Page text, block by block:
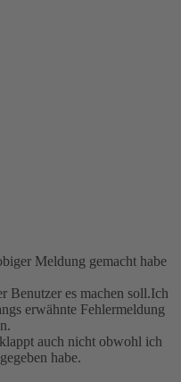
Meldung gemacht habe
Benutzer es machen soll.Ich
erwähnte Fehlermeldung
auch nicht obwohl ich
habe.